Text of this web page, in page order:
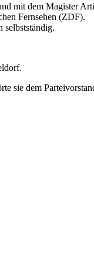
mit dem Magister
Fernsehen (ZDF).
selbstständig.
sie dem